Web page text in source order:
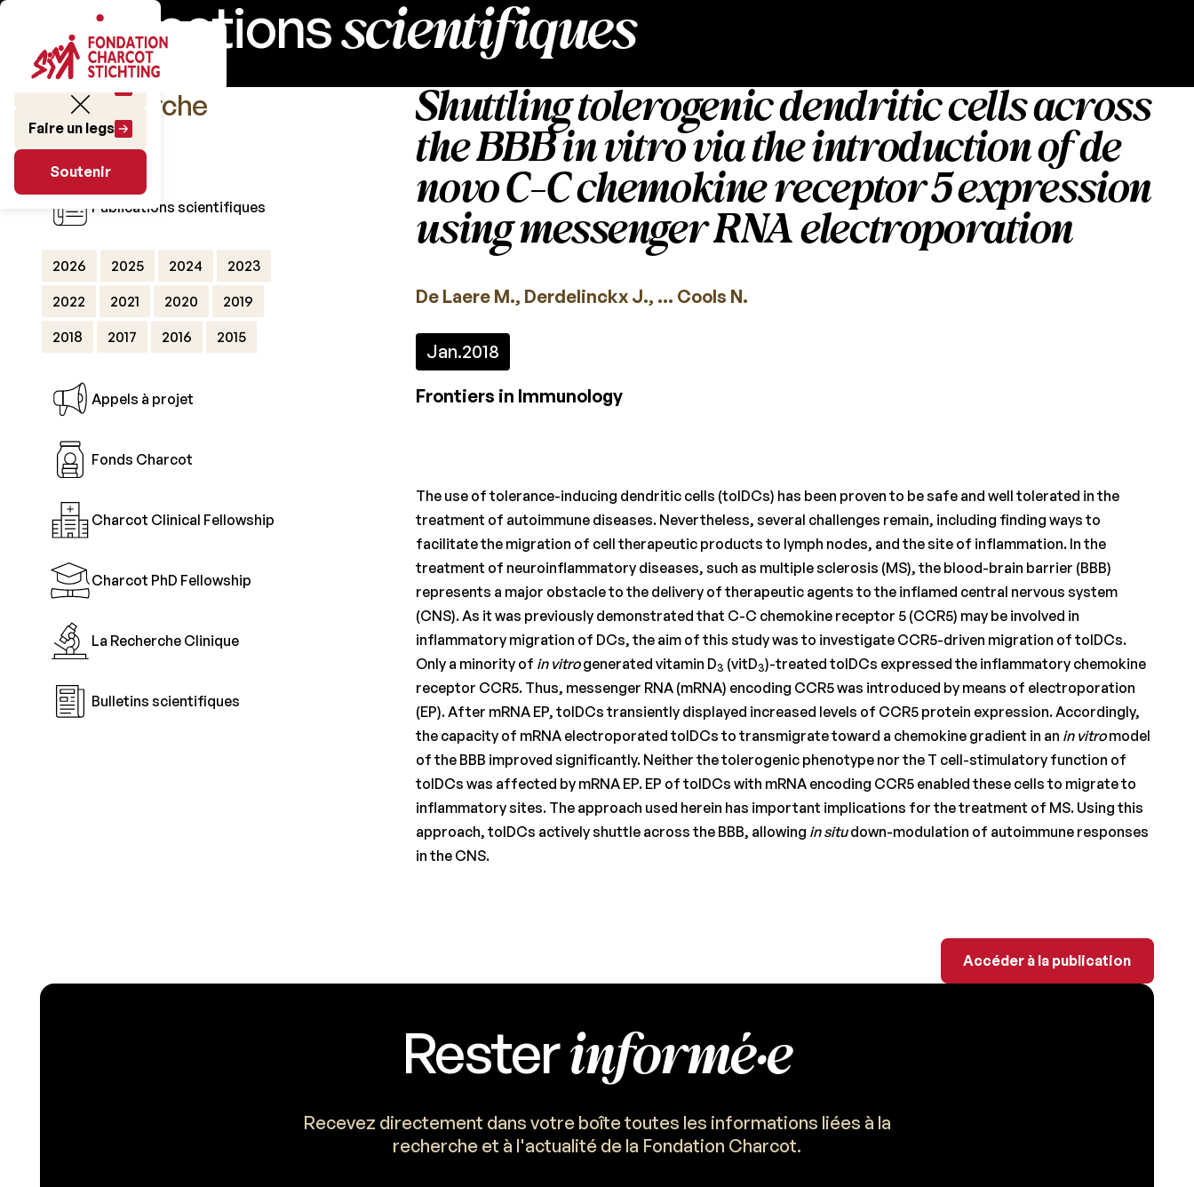
Faire un legs
Soutenir
Publicationsscientifiques
La Recherche
Publications scientifiques
2026 2025 2024
2023
2022
2021 2020
2019
2018
2017 2016 2015
Appels à projet
Fonds Charcot
Charcot Clinical Fellowship
Charcot PhD Fellowship
La Recherche Clinique
Bulletins scientifiques
Shuttling tolerogenic dendritic cells across
the BBB in vitro via the introduction of de
novo C-C chemokine receptor 5 expression
using messenger RNA electroporation
De Laere M., Derdelinckx J., … Cools N.
Jan.2018
Frontiers in Immunology
The use of tolerance-inducing dendritic cells (tolDCs) has been proven to be safe and well tolerated in the
treatment of autoimmune diseases. Nevertheless, several challenges remain, including finding ways to
facilitate the migration of cell therapeutic products to lymph nodes, and the site of inflammation. In the
treatment of neuroinflammatory diseases, such as multiple sclerosis (MS), the blood-brain barrier (BBB)
represents a major obstacle to the delivery of therapeutic agents to the inflamed central nervous system
(CNS). As it was previously demonstrated that C-C chemokine receptor 5 (CCR5) may be involved in
inflammatory migration of DCs, the aim of this study was to investigate CCR5-driven migration of tolDCs.
Only a minority of in vitrogenerated vitamin D3 (vitD3)-treated tolDCs expressed the inflammatory chemokine
receptor CCR5. Thus, messenger RNA (mRNA) encoding CCR5 was introduced by means of electroporation
(EP). After mRNA EP, tolDCs transiently displayed increased levels of CCR5 protein expression. Accordingly,
the capacity of mRNA electroporated tolDCs to transmigrate toward a chemokine gradient in an in vitromodel
of the BBB improved significantly. Neither the tolerogenic phenotype nor the T cell-stimulatory function of
tolDCs was affected by mRNA EP. EP of tolDCs with mRNA encoding CCR5 enabled these cells to migrate to
inflammatory sites. The approach used herein has important implications for the treatment of MS. Using this
approach, tolDCs actively shuttle across the BBB, allowing in situdown-modulation of autoimmune responses
in the CNS.
Accéder à la
Accéder à la publication
Resterinformé·e
Recevez directement dans votre boîte toutes les informations liées à la
recherche et à l'actualité de la Fondation Charcot.